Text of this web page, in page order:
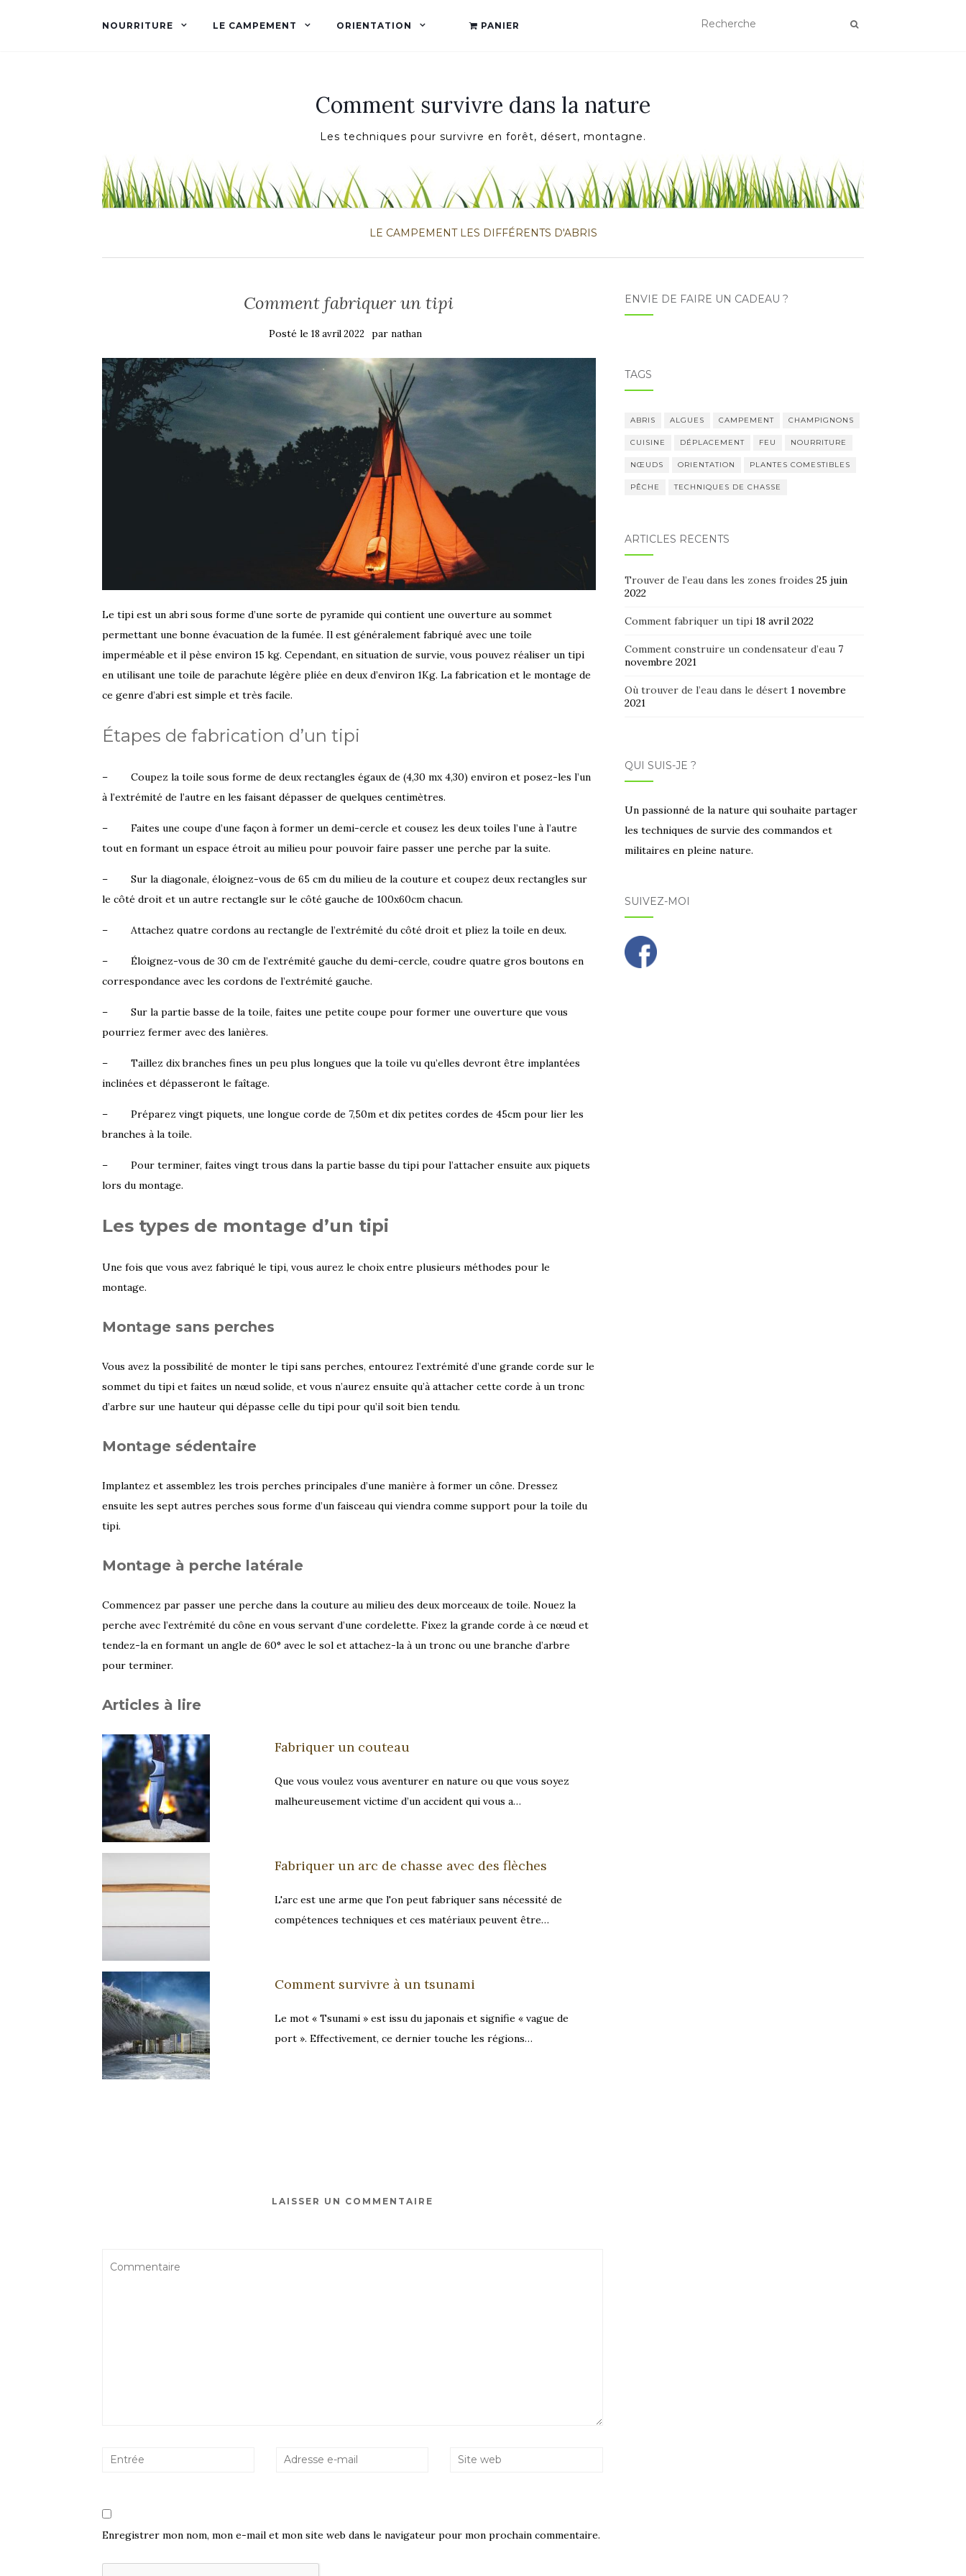
NOURRITURE LE CAMPEMENT ORIENTATION PANIER
Comment survivre dans la nature
Les techniques pour survivre en forêt, désert, montagne.
LE CAMPEMENT LES DIFFÉRENTS D'ABRIS
Comment fabriquer un tipi
Posté le 18 avril 2022 par nathan
Le tipi est un abri sous forme d’une sorte de pyramide qui contient une ouverture au sommet
permettant une bonne évacuation de la fumée. Il est généralement fabriqué avec une toile
imperméable et il pèse environ 15 kg. Cependant, en situation de survie, vous pouvez réaliser un tipi
en utilisant une toile de parachute légère pliée en deux d’environ 1Kg. La fabrication et le montage de
ce genre d’abri est simple et très facile.
Étapes de fabrication d’un tipi
– Coupez la toile sous forme de deux rectangles égaux de (4,30 mx 4,30) environ et posez-les l’un
à l’extrémité de l’autre en les faisant dépasser de quelques centimètres.
– Faites une coupe d’une façon à former un demi-cercle et cousez les deux toiles l’une à l’autre
tout en formant un espace étroit au milieu pour pouvoir faire passer une perche par la suite.
– Sur la diagonale, éloignez-vous de 65 cm du milieu de la couture et coupez deux rectangles sur
le côté droit et un autre rectangle sur le côté gauche de 100x60cm chacun.
– Attachez quatre cordons au rectangle de l’extrémité du côté droit et pliez la toile en deux.
– Éloignez-vous de 30 cm de l’extrémité gauche du demi-cercle, coudre quatre gros boutons en
correspondance avec les cordons de l’extrémité gauche.
– Sur la partie basse de la toile, faites une petite coupe pour former une ouverture que vous
pourriez fermer avec des lanières.
– Taillez dix branches fines un peu plus longues que la toile vu qu’elles devront être implantées
inclinées et dépasseront le faîtage.
– Préparez vingt piquets, une longue corde de 7,50m et dix petites cordes de 45cm pour lier les
branches à la toile.
– Pour terminer, faites vingt trous dans la partie basse du tipi pour l’attacher ensuite aux piquets
lors du montage.
Les types de montage d’un tipi
Une fois que vous avez fabriqué le tipi, vous aurez le choix entre plusieurs méthodes pour le
montage.
Montage sans perches
Vous avez la possibilité de monter le tipi sans perches, entourez l’extrémité d’une grande corde sur le
sommet du tipi et faites un nœud solide, et vous n’aurez ensuite qu’à attacher cette corde à un tronc
d’arbre sur une hauteur qui dépasse celle du tipi pour qu’il soit bien tendu.
Montage sédentaire
Implantez et assemblez les trois perches principales d’une manière à former un cône. Dressez
ensuite les sept autres perches sous forme d’un faisceau qui viendra comme support pour la toile du
tipi.
Montage à perche latérale
Commencez par passer une perche dans la couture au milieu des deux morceaux de toile. Nouez la
perche avec l’extrémité du cône en vous servant d’une cordelette. Fixez la grande corde à ce nœud et
tendez-la en formant un angle de 60° avec le sol et attachez-la à un tronc ou une branche d’arbre
pour terminer.
Articles à lire
Fabriquer un couteau
Que vous voulez vous aventurer en nature ou que vous soyez
malheureusement victime d’un accident qui vous a…
Fabriquer un arc de chasse avec des flèches
L'arc est une arme que l'on peut fabriquer sans nécessité de
compétences techniques et ces matériaux peuvent être…
Comment survivre à un tsunami
Le mot « Tsunami » est issu du japonais et signifie « vague de
port ». Effectivement, ce dernier touche les régions…
LAISSER UN COMMENTAIRE
Enregistrer mon nom, mon e-mail et mon site web dans le navigateur pour mon prochain commentaire.
ENVIE DE FAIRE UN CADEAU ?
TAGS
ABRIS ALGUES CAMPEMENT CHAMPIGNONS
CUISINE DÉPLACEMENT FEU NOURRITURE
NŒUDS ORIENTATION PLANTES COMESTIBLES
PÊCHE TECHNIQUES DE CHASSE
ARTICLES RÉCENTS
Trouver de l’eau dans les zones froides 25 juin
2022
Comment fabriquer un tipi 18 avril 2022
Comment construire un condensateur d’eau 7
novembre 2021
Où trouver de l’eau dans le désert 1 novembre
2021
QUI SUIS-JE ?
Un passionné de la nature qui souhaite partager
les techniques de survie des commandos et
militaires en pleine nature.
SUIVEZ-MOI